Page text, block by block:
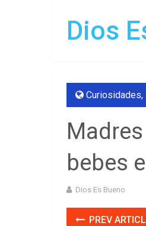
Dios
Curiosidades,
bebes
Dios Es Bueno
PREV